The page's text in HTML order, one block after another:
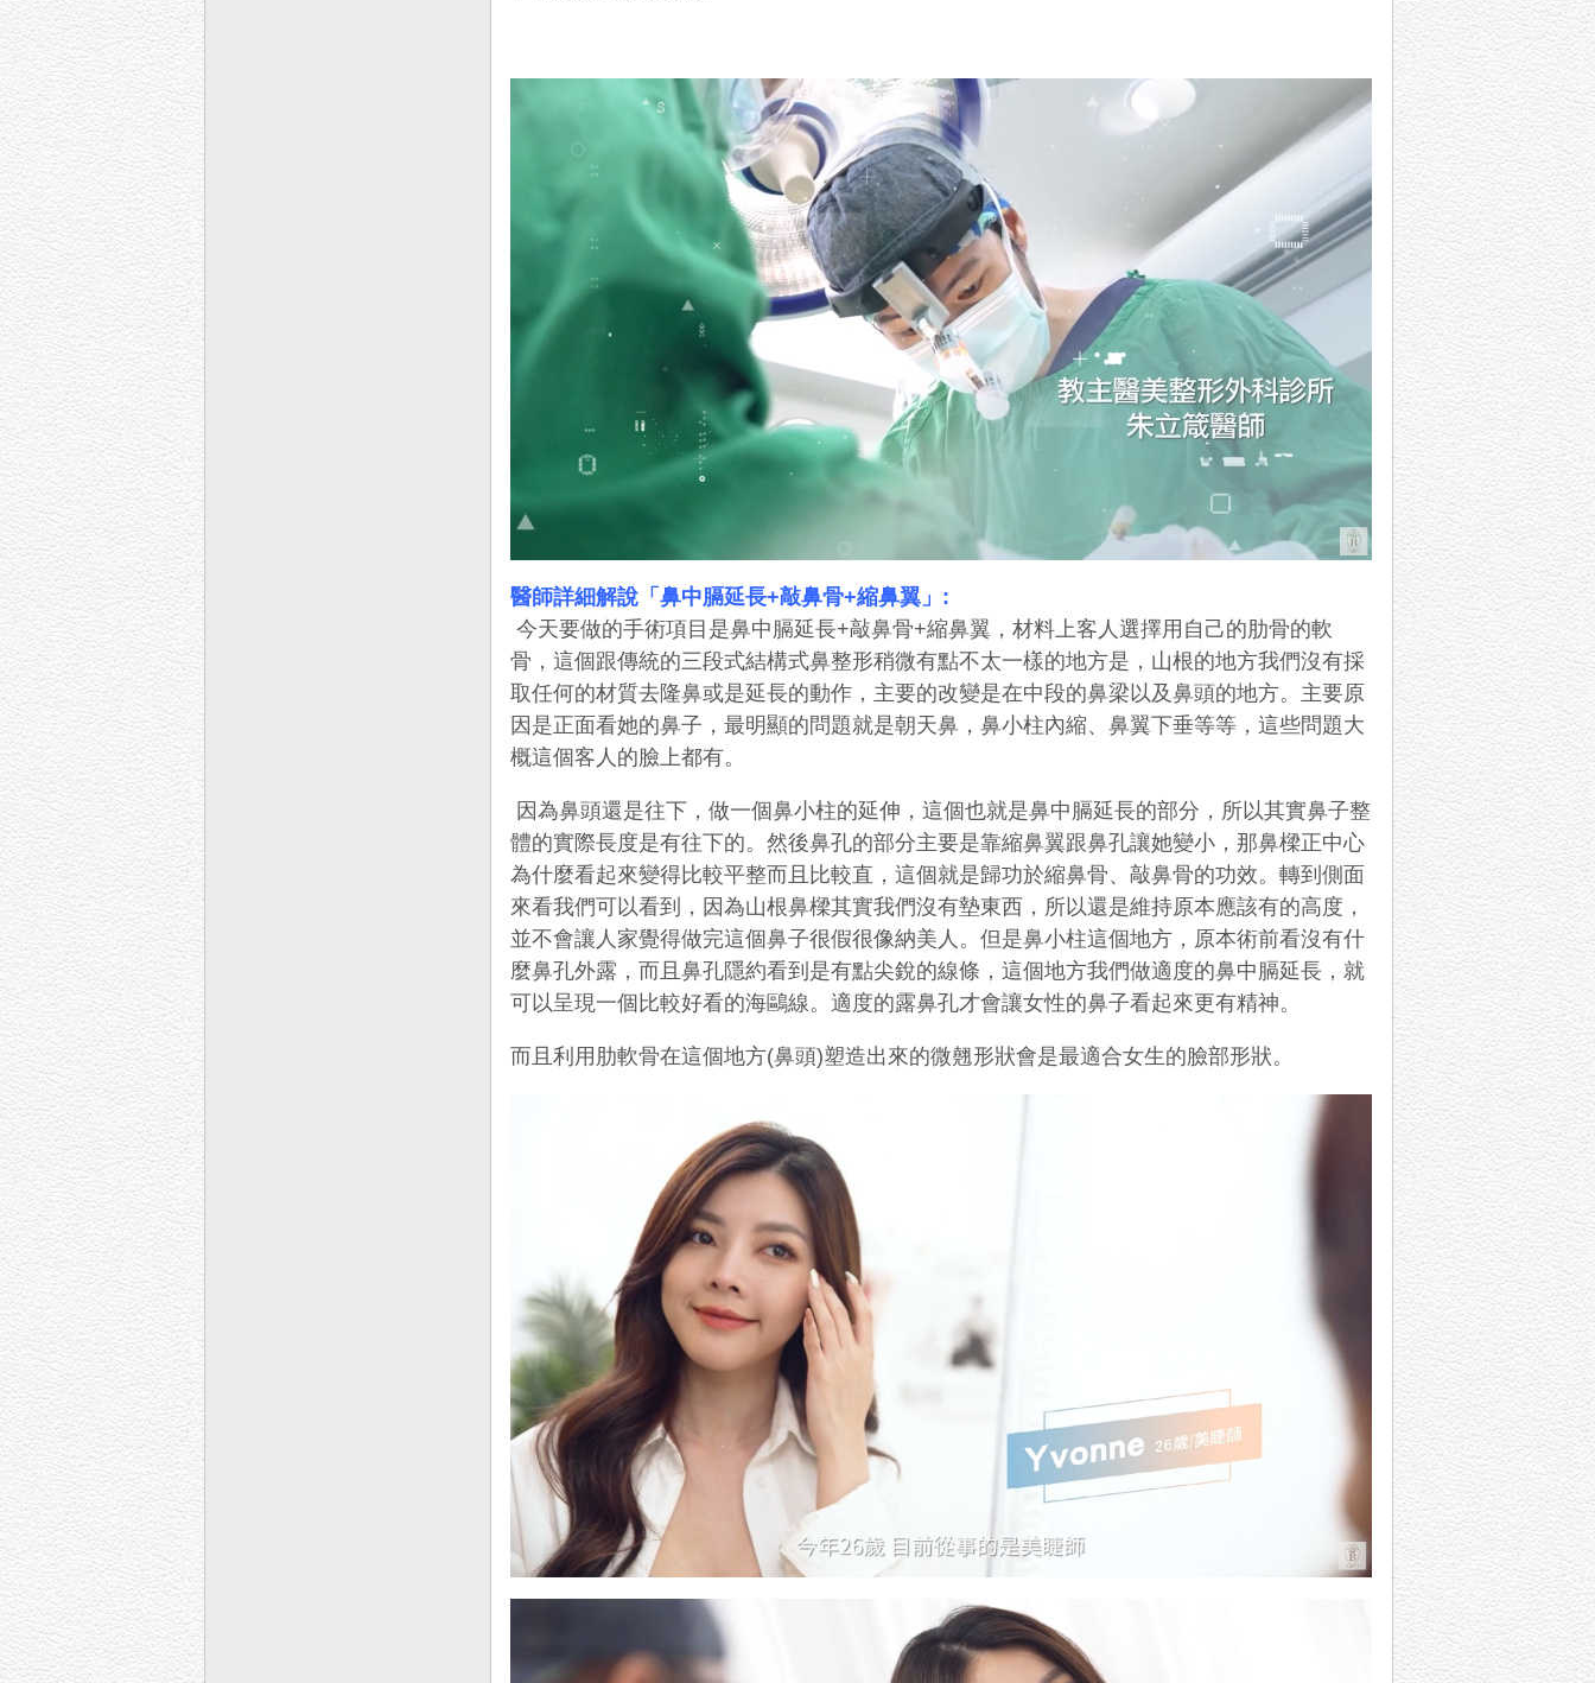
醫師詳細解說「鼻中膈延長+敲鼻骨+縮鼻翼」 :
今天要做的手術項目是鼻中膈延長+敲鼻骨+縮鼻翼，材料上客人選擇用自己的肋骨的軟
骨，這個跟傳統的三段式結構式鼻整形稍微有點不太一樣的地方是，山根的地方我們沒有採
取任何的材質去隆鼻或是延長的動作，主要的改變是在中段的鼻梁以及鼻頭的地方。主要原
因是正面看她的鼻子，最明顯的問題就是朝天鼻，鼻小柱內縮、鼻翼下垂等等，這些問題大
概這個客人的臉上都有。
因為鼻頭還是往下，做一個鼻小柱的延伸，這個也就是鼻中膈延長的部分，所以其實鼻子整
體的實際長度是有往下的。然後鼻孔的部分主要是靠縮鼻翼跟鼻孔讓她變小，那鼻樑正中心
為什麼看起來變得比較平整而且比較直，這個就是歸功於縮鼻骨、敲鼻骨的功效。轉到側面
來看我們可以看到，因為山根鼻樑其實我們沒有墊東西，所以還是維持原本應該有的高度，
並不會讓人家覺得做完這個鼻子很假很像納美人。但是鼻小柱這個地方，原本術前看沒有什
麼鼻孔外露，而且鼻孔隱約看到是有點尖銳的線條，這個地方我們做適度的鼻中膈延長，就
可以呈現一個比較好看的海鷗線。適度的露鼻孔才會讓女性的鼻子看起來更有精神。
而且利用肋軟骨在這個地方(鼻頭)塑造出來的微翹形狀會是最適合女生的臉部形狀。